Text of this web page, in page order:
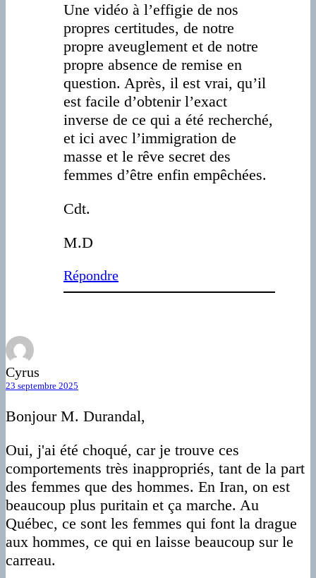
Une vidéo à l’effigie de nos
propres certitudes, de notre
propre aveuglement et de notre
propre absence de remise en
question. Après, il est vrai, qu’il
est facile d’obtenir l’exact
inverse de ce qui a été recherché,
et ici avec l’immigration de
masse et le rêve secret des
femmes d’être enfin empêchées.
Cdt.
M.D
Répondre
Cyrus
23 septembre 2025
Bonjour M. Durandal,
Oui, j'ai été choqué, car je trouve ces
comportements très inappropriés, tant de la part
des femmes que des hommes. En Iran, on est
beaucoup plus puritain et ça marche. Au
Québec, ce sont les femmes qui font la drague
aux hommes, ce qui en laisse beaucoup sur le
carreau.